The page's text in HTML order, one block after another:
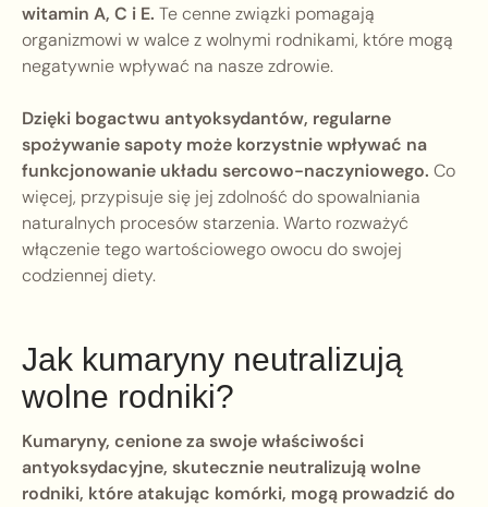
witamin A, C i E. Te cenne związki pomagają
organizmowi w walce z wolnymi rodnikami, które mogą
negatywnie wpływać na nasze zdrowie.
Dzięki bogactwu antyoksydantów, regularne
spożywanie sapoty może korzystnie wpływać na
funkcjonowanie układu sercowo-naczyniowego. Co
więcej, przypisuje się jej zdolność do spowalniania
naturalnych procesów starzenia. Warto rozważyć
włączenie tego wartościowego owocu do swojej
codziennej diety.
Jak kumaryny neutralizują
wolne rodniki?
Kumaryny, cenione za swoje właściwości
antyoksydacyjne, skutecznie neutralizują wolne
rodniki, które atakując komórki, mogą prowadzić do